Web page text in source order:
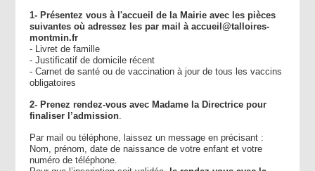
1- Présentez vous à l'accueil de la Mairie avec les pièces
suivantes où adressez les par mail à accueil@talloires-
montmin.fr
- Livret de famille
- Justificatif de domicile récent
- Carnet de santé ou de vaccination à jour de tous les vaccins
obligatoires
2- Prenez rendez-vous avec Madame la Directrice pour
finaliser l’admission.
Par mail ou téléphone, laissez un message en précisant :
Nom, prénom, date de naissance de votre enfant et votre
numéro de téléphone.